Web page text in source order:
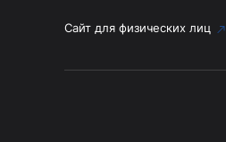
Сайт для физических лиц